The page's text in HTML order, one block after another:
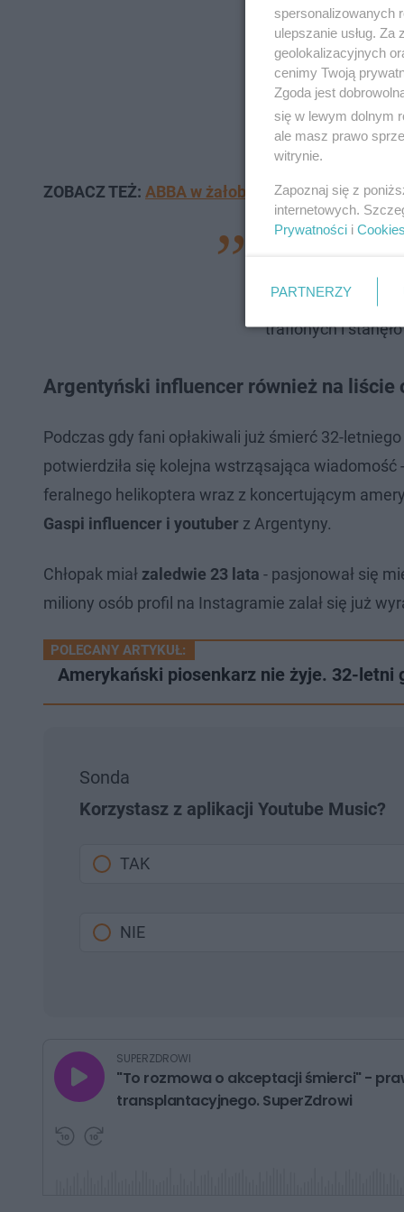
ZOBACZ TEŻ: ABBA w żałobie. Legendarny
"Według
upadku, parkingu
trafionych i
Argentyński influencer również na liście
Podczas gdy fani opłakiwali już śmierć 32-
potwierdziła się kolejna wstrząsająca wiadomość
feralnego helikoptera wraz z koncertującym
Gaspi influencer i youtuber z Argentyny.
Chłopak miał zaledwie 23 lata - pasjonował się
miliony osób profil na Instagramie zalał się już
POLECANY ARTYKUŁ:
Amerykański piosenkarz nie żyje. 32-
Sonda
Korzystasz z aplikacji Youtube Music?
TAK
NIE
SUPERZDROWI
"To rozmowa o akceptacji śmierci" -
transplantacyjnego. SuperZdrowi
spersonalizowanych
ulepszanie usług.
geolokalizacyjnych
cenimy Twoją
Zgoda jest
się w lewym dolnym
ale masz prawo
witrynie.
Zapoznaj się z
internetowych.
Prywatności i Cookies
PARTNERZY